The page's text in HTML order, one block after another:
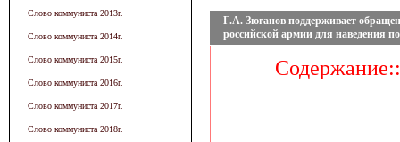
Слово коммуниста 2013г.
Слово коммуниста 2014г.
Слово коммуниста 2015г.
Слово коммуниста 2016г.
Слово коммуниста 2017г.
Слово коммуниста 2018г.
Г.А. Зюганов поддерживает
российской армии для наведения